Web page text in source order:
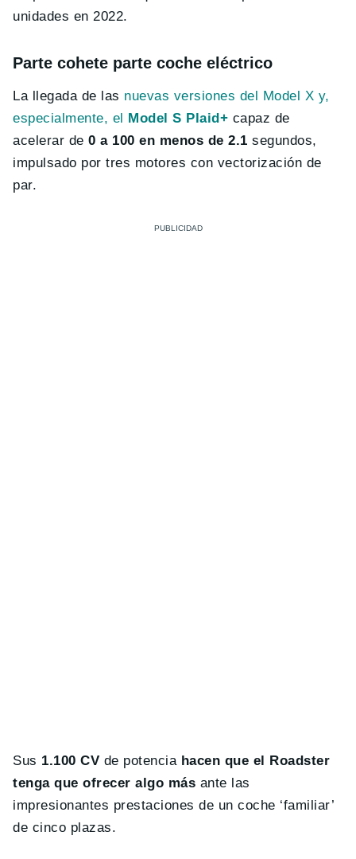
unidades en 2022.
Parte cohete parte coche eléctrico
La llegada de las nuevas versiones del Model X y,
especialmente, el
Model S Plaid+ capaz de
acelerar de0 a 100 en menos de 2.1 segundos,
impulsado por tres motores con vectorización de
par.
Sus 1.100 CV de potencia hacen que el Roadster
tenga que ofrecer algo más ante las
impresionantes prestaciones de un coche ‘familiar’
de cinco plazas.